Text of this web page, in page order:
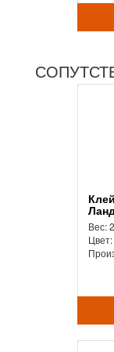
Клей для брусчатки Линкер
Вес: